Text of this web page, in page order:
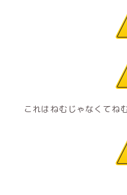
これはねむじゃなくてね